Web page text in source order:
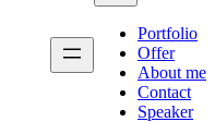
Portfolio
Offer
About me
Contact
Speaker